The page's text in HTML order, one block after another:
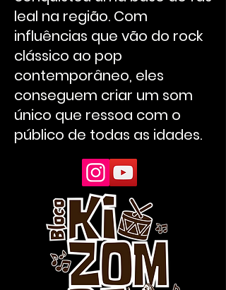
leal na região. Com
influências que vão do rock
clássico ao pop
contemporâneo, eles
conseguem criar um som
único que ressoa com o
público de todas as idades.